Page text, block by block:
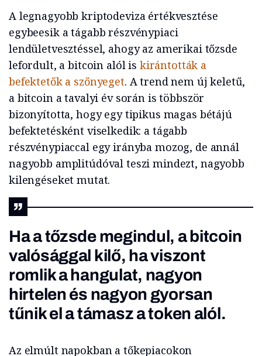
A legnagyobb kriptodeviza értékvesztése
egybeesik a tágabb részvénypiaci
lendületvesztéssel, ahogy az amerikai tőzsde
lefordult, a bitcoin alól is kirántották a
befektetők a szőnyeget. A trend nem új keletű,
a bitcoin a tavalyi év során is többször
bizonyította, hogy egy tipikus magas bétájú
befektetésként viselkedik: a tágabb
részvénypiaccal egy irányba mozog, de annál
nagyobb amplitúdóval teszi mindezt, nagyobb
kilengéseket mutat.
Ha a tőzsde megindul, a bitcoin
valósággal kilő, ha viszont
romlik a hangulat, nagyon
hirtelen és nagyon gyorsan
tűnik el a támasz a token alól.
Az elmúlt napokban a tőkepiacokon